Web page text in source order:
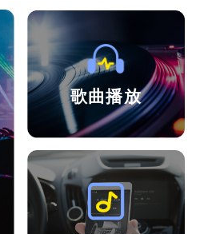
歌曲播放